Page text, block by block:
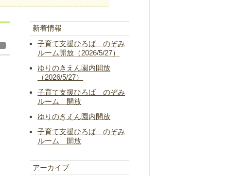
新着情報
子育て支援ひろば のぞみ
ルーム開放（2026/5/27）
ゆりのきえん園内開放
（2026/5/27）
子育て支援ひろば のぞみ
ルーム 開放
ゆりのきえん園内開放
子育て支援ひろば のぞみ
ルーム 開放
アーカイブ